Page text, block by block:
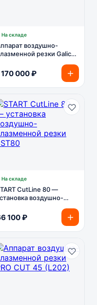
На складе
воздушно-
резки Galich
170 000 ₽
На складе
CutLine 80 —
воздушно-
100 ₽